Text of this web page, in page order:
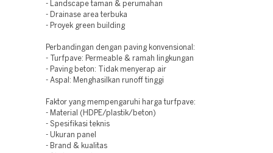
- Landscape taman & perumahan
- Drainase area terbuka
- Proyek green building
Perbandingan dengan paving konvensional:
- Turfpave: Permeable & ramah lingkungan
- Paving beton: Tidak menyerap air
- Aspal: Menghasilkan runoff tinggi
Faktor yang mempengaruhi harga turfpave:
- Material (HDPE/plastik/beton)
- Spesifikasi teknis
- Ukuran panel
- Brand & kualitas